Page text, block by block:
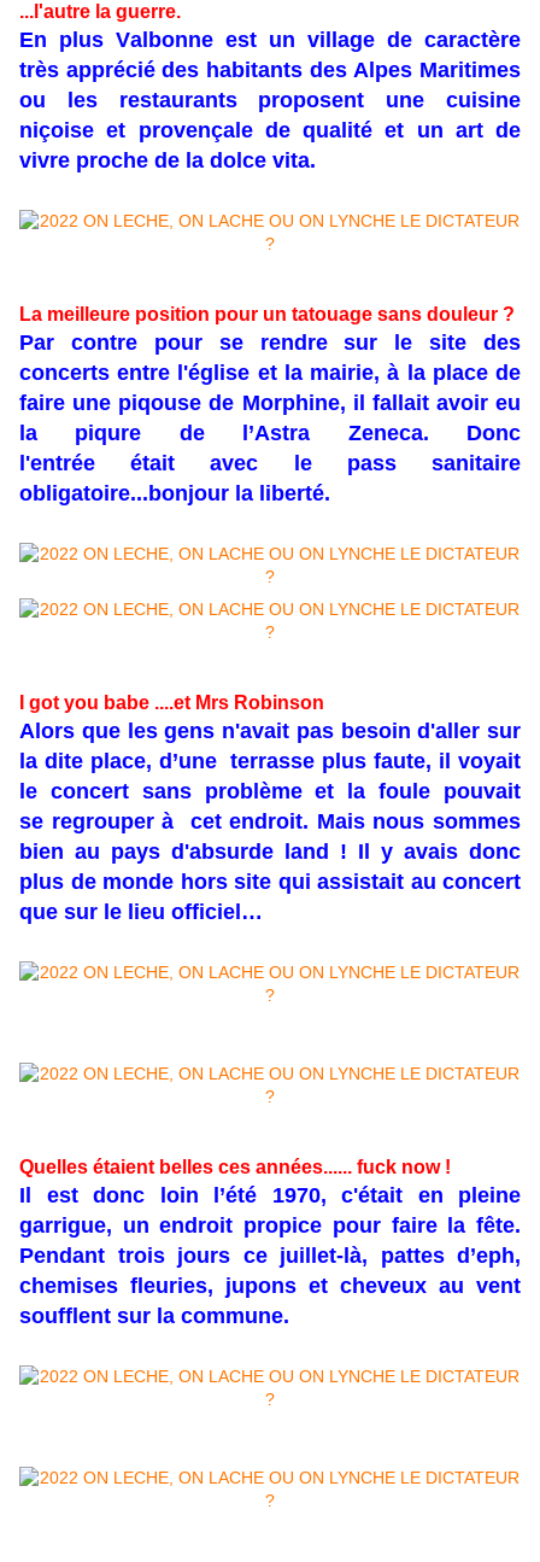
...l'autre la guerre.
En plus Valbonne est un village de caractère
très apprécié des habitants des Alpes Maritimes
ou les restaurants proposent une cuisine
niçoise et provençale de qualité et un art de
vivre proche de la dolce vita.
La meilleure position pour un tatouage sans douleur ?
Par contre pour se rendre sur le site des
concerts entre l'église et la mairie, à la place de
faire une piqouse de Morphine, il fallait avoir eu
la piqure de l’Astra Zeneca. Donc
l'entrée était avec le pass sanitaire
obligatoire...bonjour la liberté.
I got you babe ....et Mrs Robinson
Alors que les gens n'avait pas besoin d'aller sur
la dite place, d’une terrasse plus faute, il voyait
le concert sans problème et la foule pouvait
se regrouper à cet endroit. Mais nous sommes
bien au pays d'absurde land ! Il y avais donc
plus de monde hors site qui assistait au concert
que sur le lieu officiel…
Quelles étaient belles ces années...... fuck now !
Il est donc loin l’été 1970, c'était en pleine
garrigue, un endroit propice pour faire la fête.
Pendant trois jours ce juillet-là, pattes d’eph,
chemises fleuries, jupons et cheveux au vent
soufflent sur la commune.